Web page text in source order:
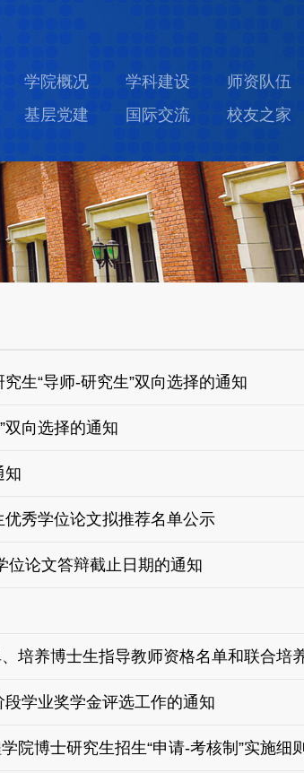
学院概况 学科建设 师资队伍
基层党建 国际交流 校友之家
生“导师-研究生”双向选择的通知
双向选择的通知
知
秀学位论文拟推荐名单公示
位论文答辩截止日期的通知
培养博士生指导教师资格名单和联合培
学业奖学金评选工作的通知
院博士研究生招生“申请-考核制”实施细